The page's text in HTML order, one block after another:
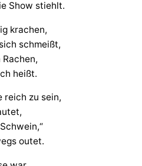
Show stiehlt.
krachen,
schmeißt,
heißt.
reich zu sein,
outet.